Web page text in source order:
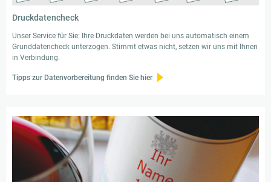
Druckdatencheck
Unser Service für Sie: Ihre Druckdaten werden bei uns automatisch einem
Grunddatencheck unterzogen. Stimmt etwas nicht, setzen wir uns mit Ihnen
in Verbindung.
Tipps zur Datenvorbereitung finden Sie hier